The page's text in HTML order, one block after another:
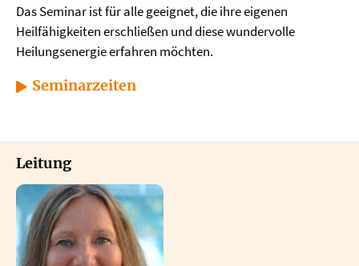
Das Seminar ist für alle geeignet, die ihre eigenen
Heilfähigkeiten erschließen und diese wundervolle
Heilungsenergie erfahren möchten.
Seminarzeiten
Leitung